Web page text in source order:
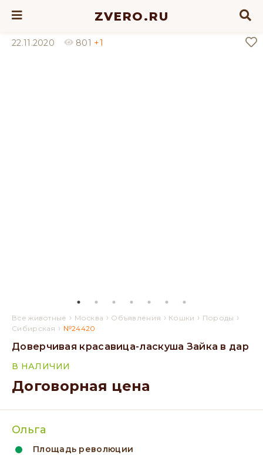
ZVERO.RU
22.11.2020 801 +1
Все животные › Москва › Объявления › Кошки › Породы ›
Сибирская › №24420
Доверчивая красавица-ласкуша Зайка в дар
В НАЛИЧИИ
Договорная цена
Ольга
Площадь революции